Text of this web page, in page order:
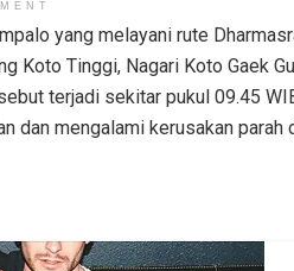
yang melayani rute
Koto Tinggi, Nagari Koto Gaek
terjadi sekitar pukul 09.45
dan mengalami kerusakan parah